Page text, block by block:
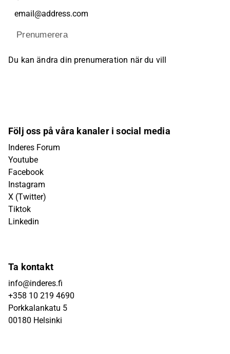
Prenumerera
Du kan ändra din prenumeration när du vill
Följ oss på våra kanaler i social media
Inderes Forum
Youtube
Facebook
Instagram
X (Twitter)
Tiktok
Linkedin
Ta kontakt
info@inderes.fi
+358 10 219 4690
Porkkalankatu 5
00180 Helsinki